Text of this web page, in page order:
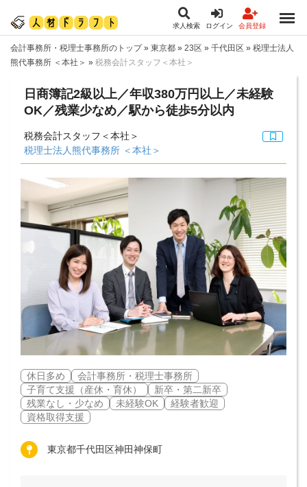
求人検索 ログイン 会員登録
会計事務所・税理士事務所のトップ» 東京都 » 23区 » 千代田区 » 税理士法人
熊代事務所 ＜本社＞ » 税務会計スタッフ＜本社＞
日商簿記2級以上／年収380万円以上／未経験
OK／残業少なめ／駅から徒歩5分以内
税務会計スタッフ＜本社＞
税理士法人熊代事務所 ＜本社＞
休日多め
会計事務所・税理士事務所
子育て支援（産休・育休）
新卒・第二新卒
残業なし・少なめ
未経験OK
経験者歓迎
資格取得支援
東京都千代田区神田神保町